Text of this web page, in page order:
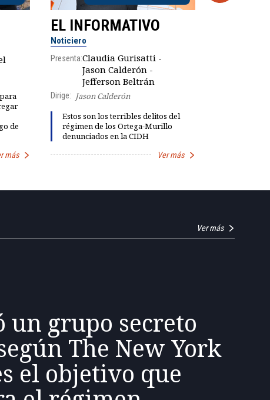
de
más
EL INFORMATIVO
Noticiero
Presenta:Claudia Gurisatti -
Jason Calderón -
Jefferson Beltrán
Dirige:
Jason Calderón
Estos son los terribles delitos del
régimen de los Ortega-Murillo
denunciados en la CIDH
Ver más
Ver más
un grupo secreto
The New York
el objetivo que